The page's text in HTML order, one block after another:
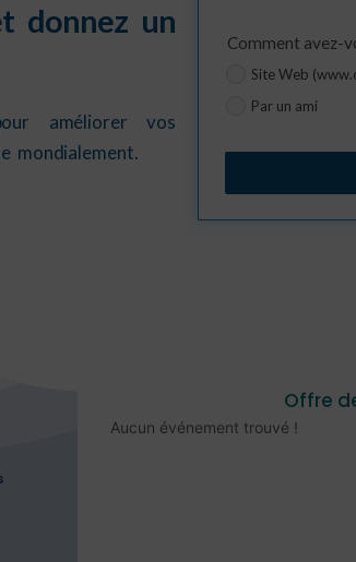
donnez un
améliorer vos
mondialement.
Comment avez-
Site Web
Par un ami
Offre
Aucun événement trouvé !